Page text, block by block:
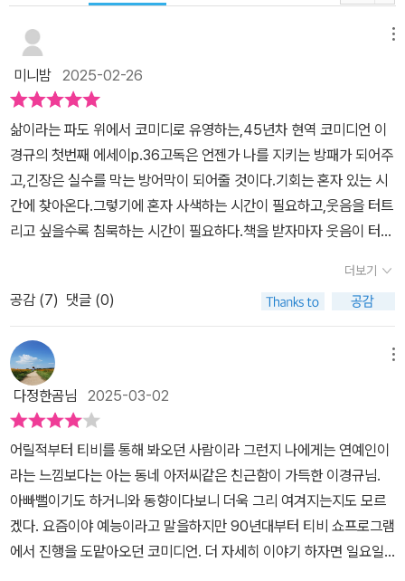
미니밤 2025-02-26
삶이라는 파도 위에서 코미디로 유영하는,45년차 현역 코미디언 이
경규의 첫번째 에세이p.36고독은 언젠가 나를 지키는 방패가 되어주
고,긴장은 실수를 막는 방어막이 되어줄 것이다.기회는 혼자 있는 시
간에 찾아온다.그렇기에 혼자 사색하는 시간이 필요하고,웃음을 터트
리고 싶을수록 침묵하는 시간이 필요하다.책을 받자마자 웃음이 터져
지원 되는 듯한 멘트에해맑게 웃고 계신 포토카드에 절로 미소가 지
어졌다. 20년 일밤을 지켜오며 만든수많은 예능들 몰래카메라, 양심
냉장고, 이경규가 간다 등등 그 외에도 여러 대표작들 +개인적으로
무한도전에서 예능총회 진짜 너무너무너무 재밌게 봐서 지금도 종종
유툽으로 다시보는데 이런 예능 하나 런칭하셨으면 !! #영원하라이경
규 #예능대부한 치의 실수도 용납하지 않는 방송계에서 45년차 방
송인은 어떻게 굵고 길게 살아남았을까 그의 이야기가 궁금했는데 직
업인 코미디언 꿈인 영화감독 취미인 낚시 그리고 반려견과 가족 등
등 진솔한 이야기를 들을 수 있어서 좋았고 늘 웃음만을 선사하며 본
인을 한 없이 가벼이 하지만 책에서 그의 묵직한 신념을 볼 수 있어서
또 달리 보이는 면모가 있었다.박수 칠 때 떠나지말고, 계속해서 도전
하고 나아가는 그가 되기를 그의 업을 응원하고 2026년 극장에서 또
더보기
공감 (7) 댓글 (0)
다정한곰님 2025-03-02
어릴적부터 티비를 통해 봐오던 사람이라 그런지 나에게는 연예인이
라는 느낌보다는 아는 동네 아저씨같은 친근함이 가득한 이경규님.
아빠뻘이기도 하거니와 동향이다보니 더욱 그리 여겨지는지도 모르
겠다. 요즘이야 예능이라고 말을하지만 90년대부터 티비 쇼프로그램
에서 진행을 도맡아오던 코미디언. 더 자세히 이야기 하자면 일요일